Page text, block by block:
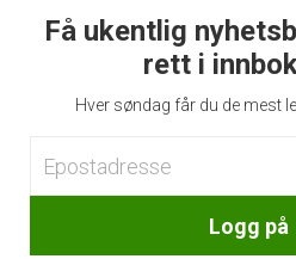
Få ukentlig
rett i
Hver søndag får du de mest
Logg på